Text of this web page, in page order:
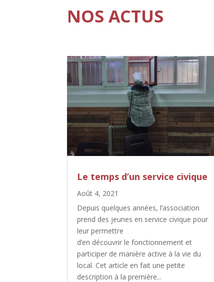
NOS ACTUS
Le temps d’un service civique
Août 4, 2021
Depuis quelques années, l’association
prend des jeunes en service civique pour
leur permettre
d’en découvrir le fonctionnement et
participer de manière active à la vie du
local. Cet article en fait une petite
description à la première...